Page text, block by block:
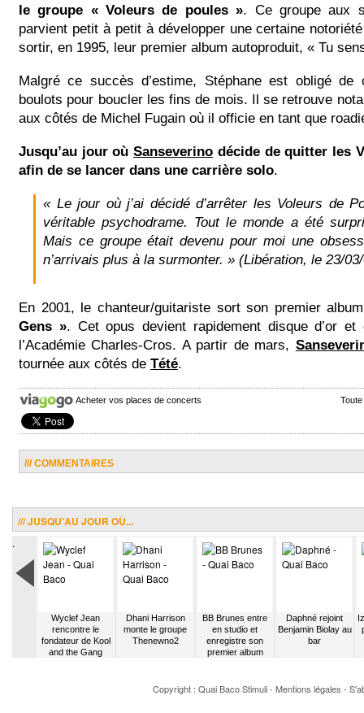
le groupe « Voleurs de poules ». Ce groupe aux
parvient petit à petit à développer une certaine
sortir, en 1995, leur premier album autoproduit, « Tu
Malgré ce succès d’estime, Stéphane est obligé de
boulots pour boucler les fins de mois. Il se retrouve
aux côtés de Michel Fugain où il officie en tant que
Jusqu’au jour oùSanseverino décide de quitter les
afin de se lancer dans une carrière solo.
« Le jour où j’ai décidé d’arrêter les Voleurs de
véritable psychodrame. Tout le monde a été
Mais ce groupe était devenu pour moi une
n’arrivais plus à la surmonter. » (Libération, le 23/
En 2001, le chanteur/guitariste sort son premier
Gens ». Cet opus devient rapidement disque d’or
l’Académie Charles-Cros. A partir de mars,
tournée aux côtés de Tété.
Acheter vos places de concerts
/// COMMENTAIRES
/// JUSQU'AU JOUR OÙ...
.
Wyclef Jean
rencontre le
fondateur de Kool
and the Gang
Dhani Harrison
monte le groupe
Thenewno2
BB Brunes entre
en studio et
enregistre son
premier album
Daphné rejoint
Benjamin Biolay au
bar
Copyright : Quai BacoStimuli- Mentions légales -